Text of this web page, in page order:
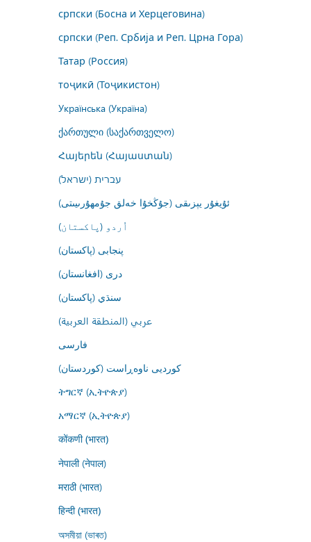
српски (Босна и Херцеговина)
српски (Реп. Србија и Реп. Црна Гора)
Татар (Россия)
тоҷикӣ (Тоҷикистон)
Українська (Україна)
ქართული (საქართველო)
Հայերեն (Հայաստան)
עברית (ישראל)
ئۇيغۇر يېزىقى (جۇڭخۇا خەلق جۇمھۇرىيىتى)
اُردو (پاکستان)
پنجابی (پاکستان)
درى (افغانستان)
سنڌي (پاکستان)
عربي (المنطقة العربية)
فارسى
کوردیی ناوەڕاست (کوردستان)
ትግርኛ (ኢትዮጵያ)
አማርኛ (ኢትዮጵያ)
कोंकणी (भारत)
नेपाली (नेपाल)
मराठी (भारत)
हिन्दी (भारत)
অসমীয়া (ভাৰত)